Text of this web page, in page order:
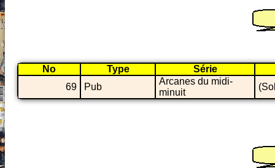
No Type
Série
69
Pub
Arcanes du midi-
minuit